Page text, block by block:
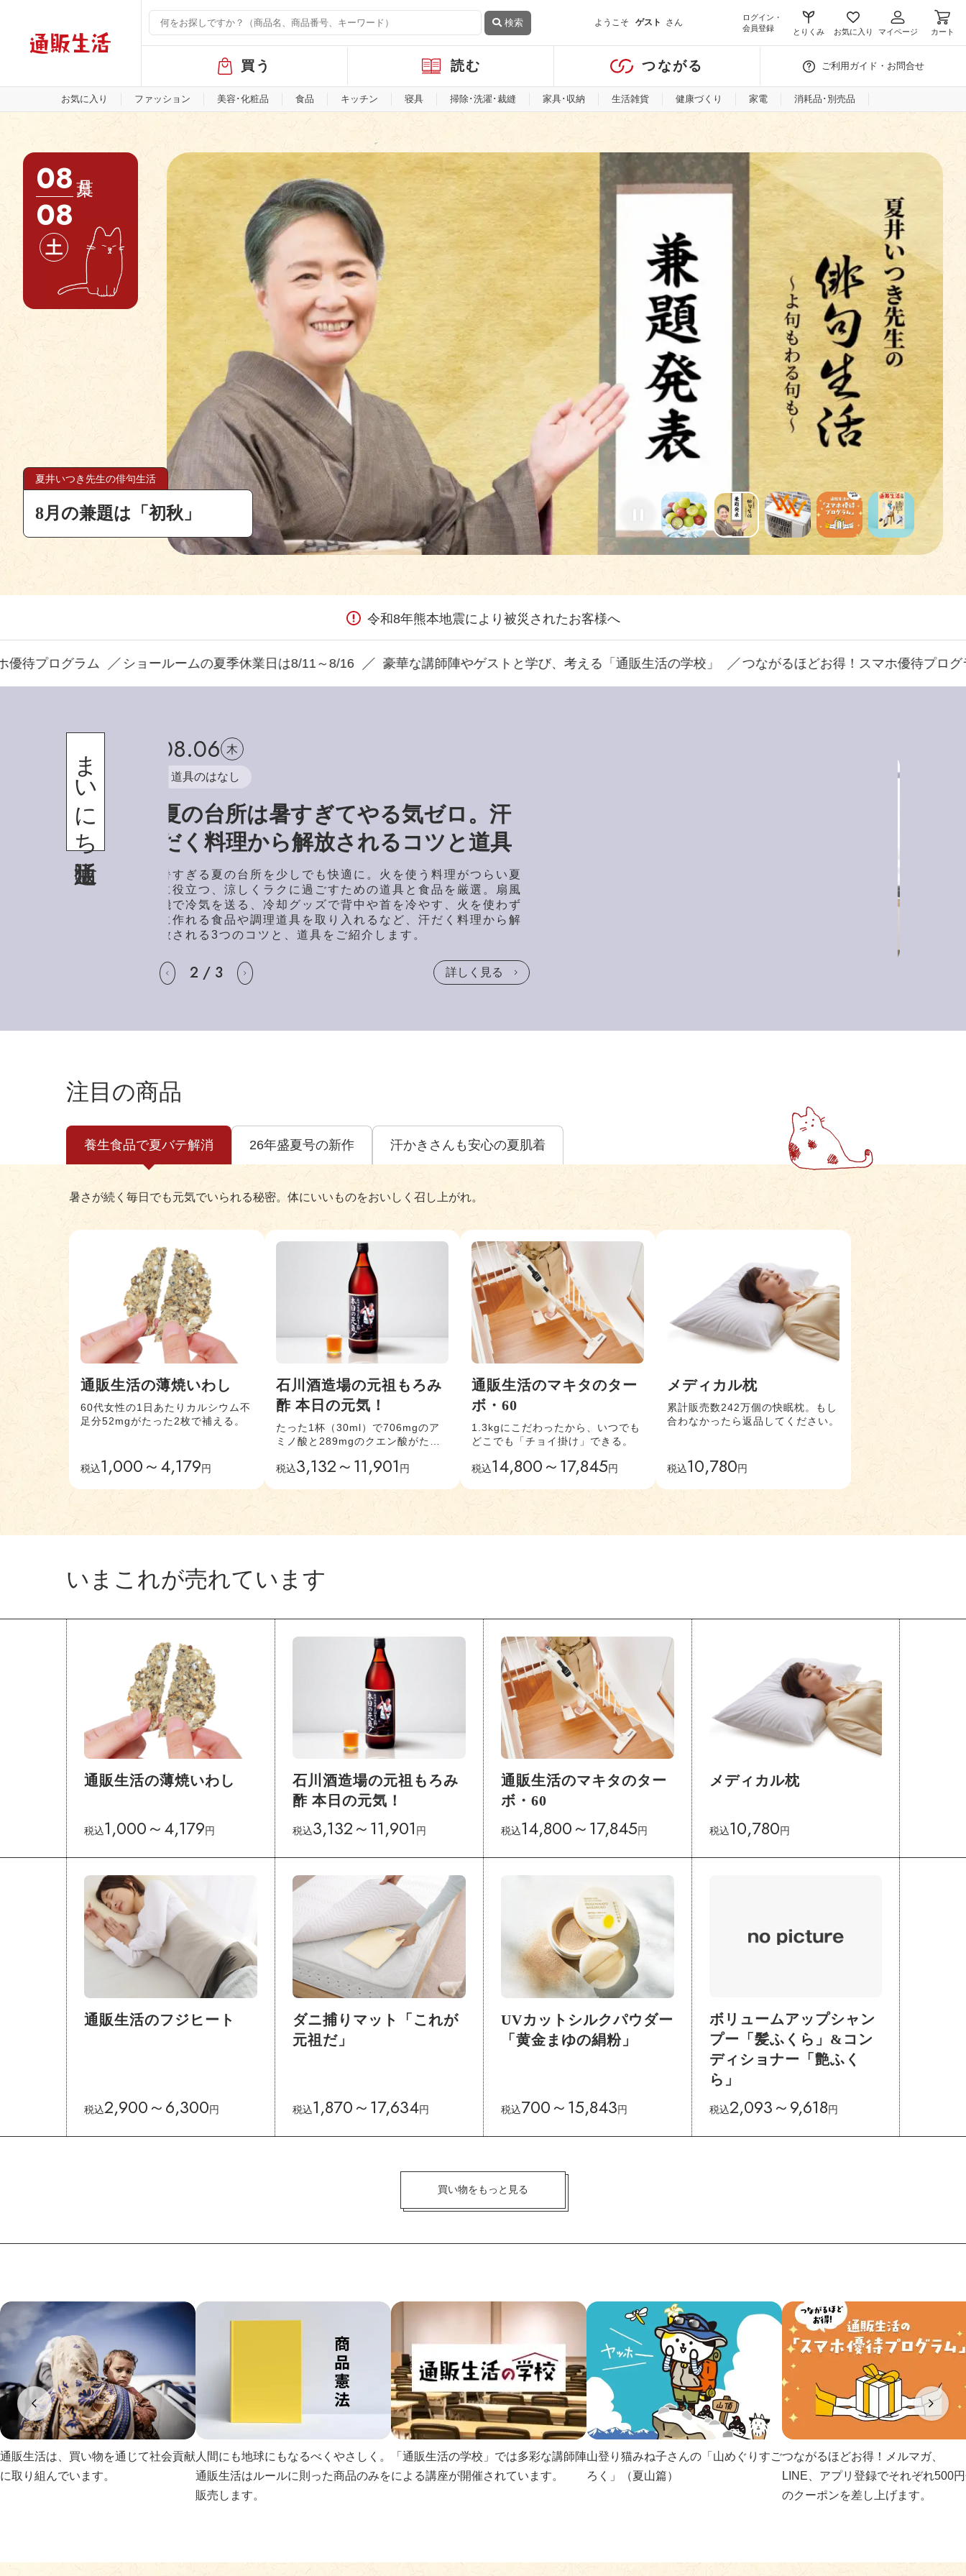
検索 ようこそ ゲスト さん
ログイン・
会員登録
とりくみ お気に入り マイページ カート
バ
ル
買う 読む つながる ご利用ガイド・お問合せ
お気に入り ファッション 美容･化粧品 食品 キッチン 寝具 掃除･洗濯･裁縫 家具･収納 生活雑貨 健康づくり 家電 消耗品･別売品
08
08
土
山登り猫みね子さんの「山めぐりすごろ
く」（夏山篇）
大粒シャインマスカットをマイナス60℃
で急速冷凍した贅沢デザート
夏井いつき先生の俳句生活
8月の兼題は「初秋」
「冷房は我慢せずに、室外機を遮熱す
る」が賢い節電
メルマガ、LINE、アプリのご登録でそ
れぞれ500円分のクーポンを進呈
「人気道具の心臓部、比べてみました」
ほか、酷暑特集や新作商品も掲載
いま、親や祖父母の戦争体験を語り継ぐ
意味はより大きくなっています
「やっぱりやめませんか、原発。」通販
生活の学校 特別動画プログラム
「◯◯すぎるネコ」写真コンテスト 6
月の投稿結果発表！
「通販生活」別冊・食と健康の情報誌。
掲載商品を紹介します
山登り猫みね子さんの「山めぐりすごろ
く」（夏山篇）
大粒シャインマスカットをマイナス60℃
で急速冷凍した贅沢デザート
令和8年熊本地震により被災されたお客様へ
ム ショールームの夏季休業日は8/11～8/16 豪華な講師陣やゲストと学び、考える「通販生活の学校」 つながるほどお得！スマホ優待プログラム ショ
まいにち通販生活 08.06 木
道具のはなし
夏の台所は暑すぎてやる気ゼロ。汗
だく料理から解放されるコツと道具
暑すぎる夏の台所を少しでも快適に。火を使う料理がつらい夏
に役立つ、涼しくラクに過ごすための道具と食品を厳選。扇風
機で冷気を送る、冷却グッズで背中や首を冷やす、火を使わず
に作れる食品や調理道具を取り入れるなど、汗だく料理から解
放される3つのコツと、道具をご紹介します。
詳しく見る
2 / 3
注目の商品
養生食品で夏バテ解消 26年盛夏号の新作 汗かきさんも安心の夏肌着
暑さが続く毎日でも元気でいられる秘密。体にいいものをおいしく召し上がれ。
通販生活の薄焼いわし
60代女性の1日あたりカルシウム不
足分52mgがたった2枚で補える。
税込1,000～4,179円
石川酒造場の元祖もろみ
酢 本日の元気！
たった1杯（30ml）で706mgのア
ミノ酸と289mgのクエン酸がたっ
税込3,132～11,901 円
通販生活のマキタのター
ボ・60
1.3kgにこだわったから、いつでも
どこでも「チョイ掛け」できる。
税込14,800～17,845円
メディカル枕
累計販売数242万個の快眠枕。もし
合わなかったら返品してください。
税込10,780円
いまこれが売れています
通販生活の薄焼いわし
税込1,000～4,179円
石川酒造場の元祖もろみ
酢 本日の元気！
税込3,132～11,901 円
通販生活のマキタのター
ボ・60
税込14,800～17,845円
メディカル枕
税込10,780円
通販生活のフジヒート
税込2,900～6,300円
ダニ捕りマット「これが
元祖だ」
税込1,870～17,634円
UVカットシルクパウダー
「黄金まゆの絹粉」
税込700～15,843円
ボリュームアップシャン
プー「髪ふくら」&コン
ディショナー「艶ふく
ら」
税込2,093～9,618円
買い物をもっと見る
通販生活は、買い物を通じて社会貢献
に取り組んでいます。
人間にも地球にもなるべくやさしく。
通販生活はルールに則った商品のみを
販売します。
「通販生活の学校」では多彩な講師陣
による講座が開催されています。
山登り猫みね子さんの「山めぐりすご
ろく」（夏山篇）
つながるほどお得！メルマガ、
LINE、アプリ登録でそれぞれ500
のクーポンを差し上げます。